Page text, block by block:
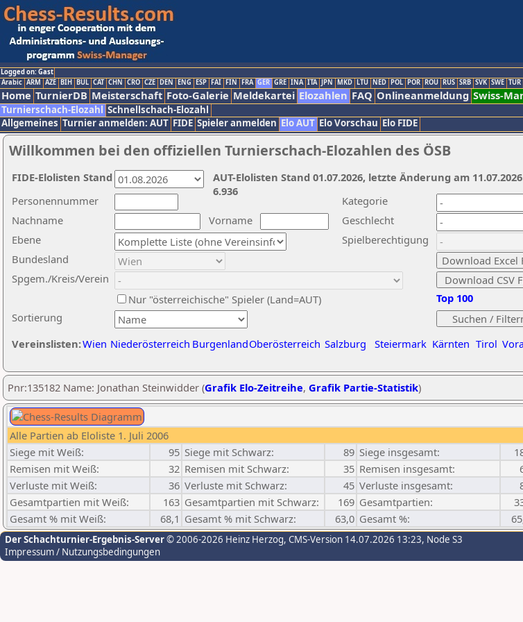
Logged on: Gast
Arabic ARM AZE BIH BUL CAT CHN CRO CZE DEN ENG ESP FAI FIN FRA GER GRE INA ITA JPN MKD LTU NED POL POR ROU RUS SRB SVK SWE TUR
Home TurnierDB Meisterschaft Foto-Galerie Meldekartei Elozahlen FAQ Onlineanmeldung Swiss-
Turnierschach-Elozahl Schnellschach-Elozahl
Allgemeines Turnier anmelden: AUT FIDE Spieler anmelden Elo AUT Elo Vorschau Elo FIDE
Willkommen bei den offiziellen Turnierschach-Elozahlen des ÖSB
Nachname
Vorname
Ebene
Kategorie
Sortierung
Personennummer
Bundesland
Spgem./Kreis/Verein
Geschlecht
Nur "österreichische" Spieler (Land=AUT)
Spielberechtigung
Vereinslisten:Wien Niederösterreich BurgenlandOberösterreich Salzburg Steiermark Kärnten Tirol
Top 100
AUT-Elolisten Stand 01.07.2026, letzte Änderung am
6.936
FIDE-Elolisten Stand
Pnr:135182 Name: Jonathan Steinwidder (Grafik Elo-Zeitreihe, Grafik Partie-Statistik)
Alle Partien ab Eloliste 1. Juli 2006
Siege mit Weiß:
95 Siege mit Schwarz: 89 Siege insgesamt:
Remisen mit Weiß:
32 Remisen mit Schwarz: 35 Remisen insgesamt:
Verluste mit Weiß:
36 Verluste mit Schwarz: 45 Verluste insgesamt:
Gesamtpartien mit Weiß:
163 Gesamtpartien mit Schwarz: 169 Gesamtpartien:
Gesamt % mit Weiß:
68,1 Gesamt % mit Schwarz: 63,0 Gesamt %:
Der Schachturnier-Ergebnis-Server© 2006-2026 Heinz Herzog, CMS-Version 14.07.2026 13:23, Node S3
Impressum / Nutzungsbedingungen